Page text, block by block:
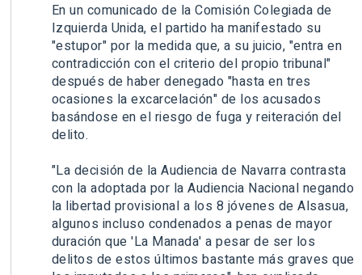
En un comunicado de la Comisión Colegiada de
Izquierda Unida, el partido ha manifestado su
"estupor" por la medida que, a su juicio, "entra en
contradicción con el criterio del propio tribunal"
después de haber denegado "hasta en tres
ocasiones la excarcelación" de los acusados
basándose en el riesgo de fuga y reiteración del
delito.
"La decisión de la Audiencia de Navarra contrasta
con la adoptada por la Audiencia Nacional negando
la libertad provisional a los 8 jóvenes de Alsasua,
algunos incluso condenados a penas de mayor
duración que 'La Manada' a pesar de ser los
delitos de estos últimos bastante más graves que